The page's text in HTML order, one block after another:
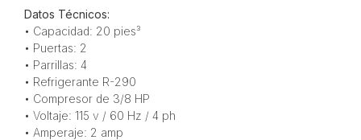
Datos Técnicos:
• Capacidad: 20 pies³
• Puertas: 2
• Parrillas: 4
• Refrigerante R-290
• Compresor de 3/8 HP
• Voltaje: 115 v / 60 Hz / 4 ph
• Amperaje: 2 amp